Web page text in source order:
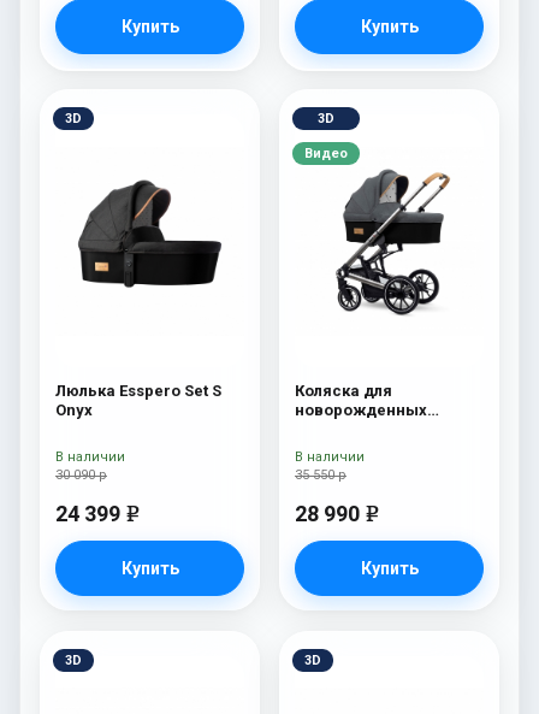
Купить Купить
3D
Люлька Esspero Set S
Onyx
30 090 р
24 399 e
Купить
В наличии
3D
Видео
Коляска для
новорожденных
35 550 р
28 990 e
Купить
В наличии
3D 3D